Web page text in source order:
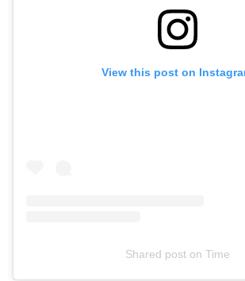
View this post on
Shared poston Time